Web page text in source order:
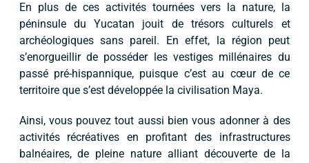
En plus de ces activités tournées vers la nature, la
péninsule du Yucatan jouit de trésors culturels et
archéologiques sans pareil. En effet, la région peut
s’enorgueillir de posséder les vestiges millénaires du
passé pré-hispannique, puisque c’est au cœur de ce
territoire que s’est développée la civilisation Maya.
Ainsi, vous pouvez tout aussi bien vous adonner à des
activités récréatives en profitant des infrastructures
balnéaires, de pleine nature alliant découverte de la